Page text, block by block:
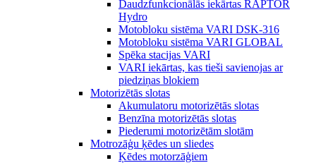
Daudzfunkcionālās iekārtas RAPTOR
Hydro
Motobloku sistēma VARI DSK-316
Motobloku sistēma VARI GLOBAL
Spēka stacijas VARI
VARI iekārtas, kas tieši savienojas ar
piedziņas blokiem
Motorizētās slotas
Akumulatoru motorizētās slotas
Benzīna motorizētās slotas
Piederumi motorizētām slotām
Motrozāģu ķēdes un sliedes
Ķēdes motorzāģiem